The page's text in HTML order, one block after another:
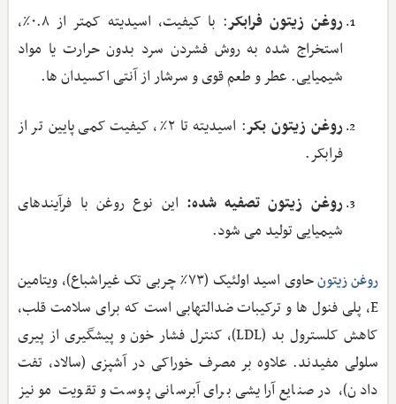
روغن زیتون فرابکر
: با کیفیت، اسیدیته کمتر از ۰.۸٪،
استخراج شده به روش فشردن سرد بدون حرارت یا مواد
شیمیایی. عطر و طعم قوی و سرشار از آنتی ‌اکسیدان ‌ها.
روغن زیتون بکر
: اسیدیته تا ۲٪، کیفیت کمی پایین‌ تر از
فرابکر.
روغن زیتون تصفیه ‌شده: این نوع روغن با فرآیندهای
شیمیایی تولید می‌ شود.
روغن زیتون
حاوی اسید اولئیک (۷۳٪ چربی تک غیراشباع)، ویتامین
E، پلی‌ فنول ‌ها و ترکیبات ضدالتهابی است که برای سلامت قلب،
کاهش کلسترول بد (LDL)، کنترل فشار خون و پیشگیری از پیری
سلولی مفیدند. علاوه بر مصرف خوراکی در آشپزی (سالاد، تفت
دادن)، در صنایع آرایشی برای آبرسانی پوست و تقویت مو نیز